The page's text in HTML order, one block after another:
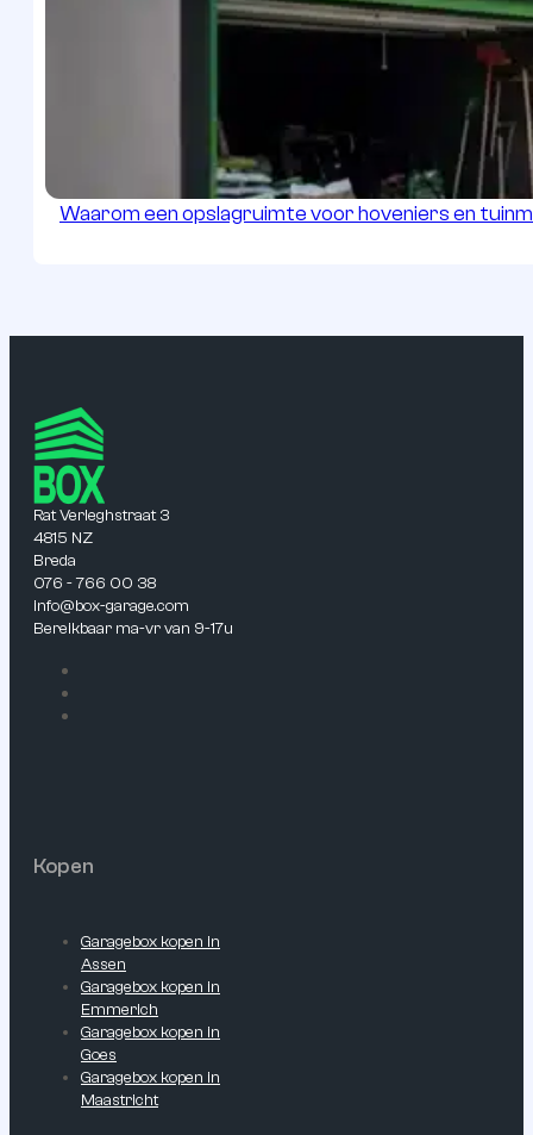
Waarom een opslagruimte voor hoveniers en
Rat Verleghstraat 3
4815 NZ
Breda
076 - 766 00 38
info@box-garage.com
Bereikbaar ma-vr van 9-17u
Kopen
Garagebox kopen in
Assen
Garagebox kopen in
Emmerich
Garagebox kopen in
Goes
Garagebox kopen in
Maastricht